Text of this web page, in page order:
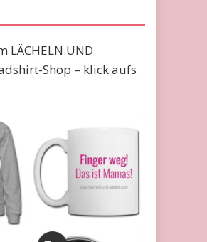
LÄCHELN UND
Shop – klick aufs